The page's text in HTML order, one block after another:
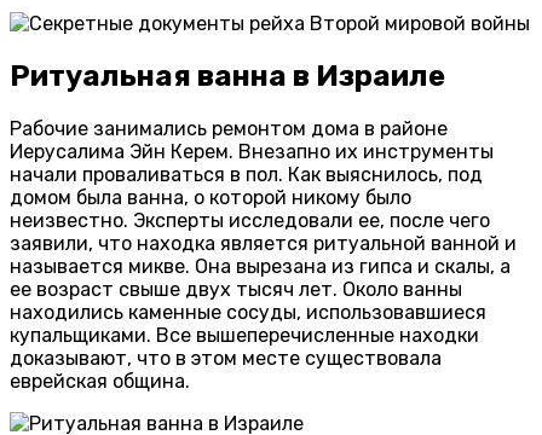
Ритуальная ванна в Израиле
Рабочие занимались ремонтом дома в районе
Иерусалима Эйн Керем. Внезапно их инструменты
начали проваливаться в пол. Как выяснилось, под
домом была ванна, о которой никому было
неизвестно. Эксперты исследовали ее, после чего
заявили, что находка является ритуальной ванной и
называется микве. Она вырезана из гипса и скалы, а
ее возраст свыше двух тысяч лет. Около ванны
находились каменные сосуды, использовавшиеся
купальщиками. Все вышеперечисленные находки
доказывают, что в этом месте существовала
еврейская община.